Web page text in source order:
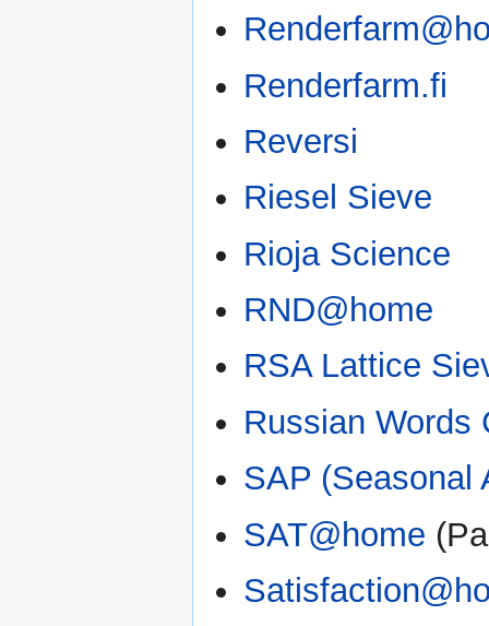
Renderfarm.fi
Reversi
Riesel Sieve
Rioja Science
RND@home
RSA Lattice
Russian Words
SAP (Seasonal
SAT@home